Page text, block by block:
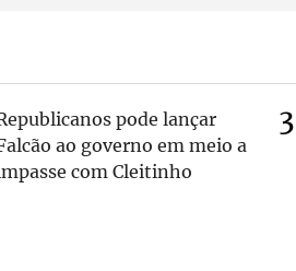
pode lançar
ao governo em meio a
com Cleitinho